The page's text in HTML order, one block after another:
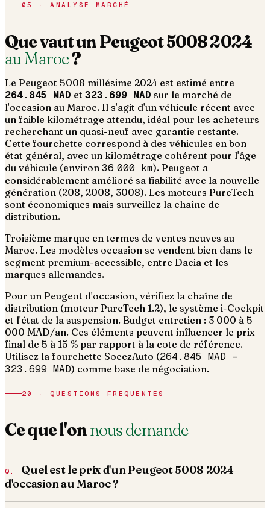
05 · ANALYSE MARCHÉ
Que vaut unPeugeot50082024
au Maroc?
Le Peugeot 5008 millésime 2024 est estimé entre
264.845 MAD et 323.699 MAD sur le marché de
l'occasion au Maroc. Il s'agit d'un véhicule récent avec
un faible kilométrage attendu, idéal pour les acheteurs
recherchant un quasi-neuf avec garantie restante.
Cette fourchette correspond à des véhicules en bon
état général, avec un kilométrage cohérent pour l'âge
du véhicule (environ 36 000 km). Peugeot a
considérablement amélioré sa fiabilité avec la nouvelle
génération (208, 2008, 3008). Les moteurs PureTech
sont économiques mais surveillez la chaîne de
distribution.
Troisième marque en termes de ventes neuves au
Maroc. Les modèles occasion se vendent bien dans le
segment premium-accessible, entre Dacia et les
marques allemandes.
Pour un Peugeot d'occasion, vérifiez la chaîne de
distribution (moteur PureTech 1.2), le système i-Cockpit
et l'état de la suspension. Budget entretien : 3 000 à 5
000 MAD/an. Ces éléments peuvent influencer le prix
final de 5 à 15 % par rapport à la cote de référence.
Utilisez la fourchette SoeezAuto (264.845 MAD –
323.699 MAD) comme base de négociation.
20 · QUESTIONS FRÉQUENTES
Ce que l'onnous demande
Quel est le prix d'un Peugeot 5008 2024
d'occasion au Maroc ?